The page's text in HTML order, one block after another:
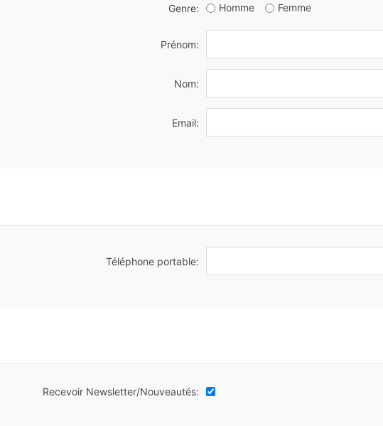
Genre: Homme Femme
Prénom:
Nom:
Email:
Téléphone portable:
Recevoir Newsletter/Nouveautés: